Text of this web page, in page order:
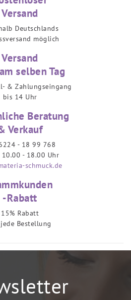
Versand
Deutschlands
möglich
Versand
selben Tag
& Zahlungseingang
bis 14 Uhr
Beratung
Verkauf
- 18 99 768
10.00 - 18.00 Uhr
schmuck.de
-Rabatt
15% Rabatt
Bestellung